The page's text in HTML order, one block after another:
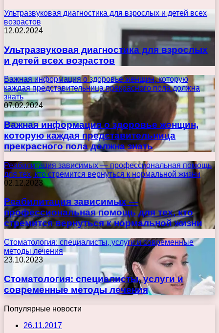
Ультразвуковая диагностика для взрослых и детей всех
возрастов
12.02.2024
Ультразвуковая диагностика для взрослых
и детей всех возрастов
Важная информация о здоровье женщин, которую
каждая представительница прекрасного пола должна
знать
07.02.2024
Важная информация о здоровье женщин,
которую каждая представительница
прекрасного пола должна знать
Реабилитация зависимых — профессиональная помощь
для тех, кто стремится вернуться к нормальной жизни
02.12.2023
Реабилитация зависимых —
профессиональная помощь для тех, кто
стремится вернуться к нормальной жизни
Стоматология: специалисты, услуги и современные
методы лечения
23.10.2023
Стоматология: специалисты, услуги и
современные методы лечения
Популярные новости
26.11.2017